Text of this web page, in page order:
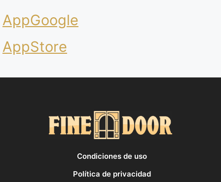
AppGoogle
AppStore
Condiciones de uso
Política de privacidad